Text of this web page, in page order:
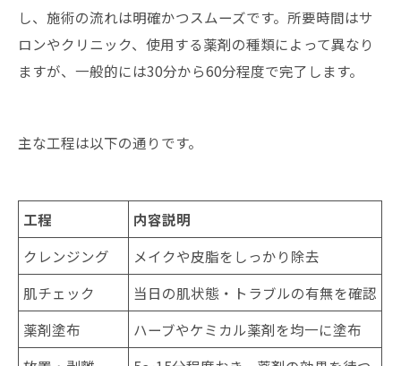
し、施術の流れは明確かつスムーズです。所要時間はサ
ロンやクリニック、使用する薬剤の種類によって異なり
ますが、一般的には30分から60分程度で完了します。
主な工程は以下の通りです。
工程
内容説明
クレンジング
メイクや皮脂をしっかり除去
肌チェック
当日の肌状態・トラブルの有無を確認
薬剤塗布
ハーブやケミカル薬剤を均一に塗布